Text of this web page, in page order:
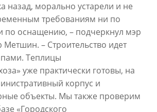
назад, морально устарели и не
требованиям ни по
по оснащению, – подчеркнул мэр
Метшин. – Строительство идет
Теплицы
уже практически готовы, на
корпус и
объекты. Мы также проверим
«Городского